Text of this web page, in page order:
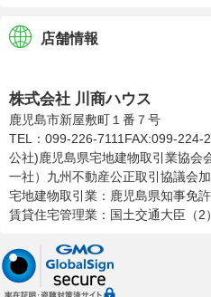
店舗情報
株式会社 川商ハウス
鹿児島市新屋敷町１番７号
TEL：099-226-7111 FAX:099-224-
公社)鹿児島県宅地建物取引業協会
一社）九州不動産公正取引協議会
宅地建物取引業：鹿児島県知事免
賃貸住宅管理業：国土交通大臣（2